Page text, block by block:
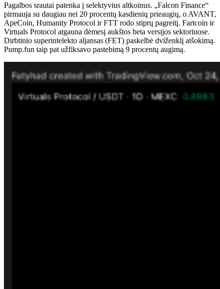
Pagalbos srautai patenka į selektyvius altkoinus. „Falcon Finance“
pirmauja su daugiau nei 20 procentų kasdienių prieaugių, o AVANT,
ApeCoin, Humanity Protocol ir FTT rodo stiprų pagreitį. Fartcoin ir
Virtuals Protocol atgauna dėmesį aukštos beta versijos sektoriuose.
Dirbtinio superintelekto aljansas (FET) paskelbė dviženklį atšokimą.
Pump.fun taip pat užfiksavo pastebimą 9 procentų augimą.